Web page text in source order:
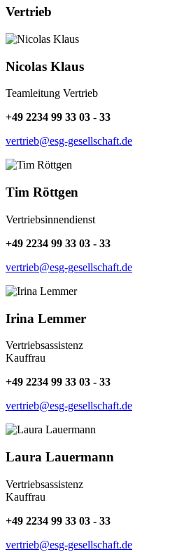
Vertrieb
Nicolas Klaus
Teamleitung Vertrieb
+49 2234 99 33 03 - 33
vertrieb@esg-gesellschaft.de
Tim Röttgen
Vertriebsinnendienst
+49 2234 99 33 03 - 33
vertrieb@esg-gesellschaft.de
Irina Lemmer
Vertriebsassistenz
Kauffrau
+49 2234 99 33 03 - 33
vertrieb@esg-gesellschaft.de
Laura Lauermann
Vertriebsassistenz
Kauffrau
+49 2234 99 33 03 - 33
vertrieb@esg-gesellschaft.de